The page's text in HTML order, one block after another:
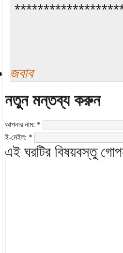
জবাব
নতুন মন্তব্য করুন
আপনার নাম: *
ই-মেইল: *
এই ঘরটির বিষয়বস্তু